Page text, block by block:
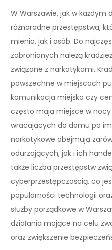
W Warszawie, jak w
różnorodne przestępstwa,
mienia, jak i osób. Do
zabronionych należą
związane z narkotykami.
powszechne w miejscach
komunikacja miejska czy
często mają miejsce w
wracających do domu po
narkotykowe obejmują
odurzających, jak i ich
także liczba przestępstw
cyberprzestępczością, co
popularności technologii
służby porządkowe w
działania mające na celu
oraz zwiększenie